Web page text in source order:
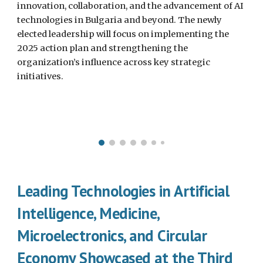
innovation, collaboration, and the advancement of AI
technologies in Bulgaria and beyond. The newly
elected leadership will focus on implementing the
2025 action plan and strengthening the
organization’s influence across key strategic
initiatives.
Leading Technologies in Artificial
Intelligence, Medicine,
Microelectronics, and Circular
Economy Showcased at the Third